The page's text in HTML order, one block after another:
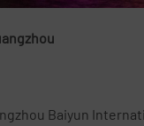
Baiyun